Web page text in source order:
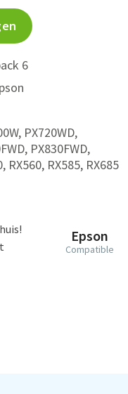
6
PX720WD,
PX830FWD,
RX560, RX585, RX685
Epson
Compatible